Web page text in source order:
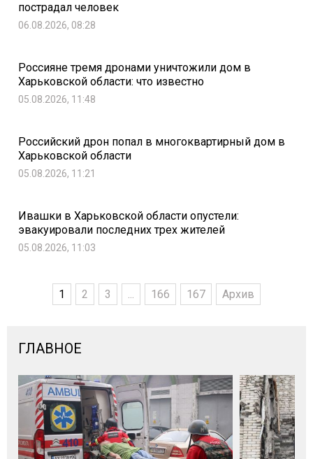
пострадал человек
06.08.2026, 08:28
Россияне тремя дронами уничтожили дом в
Харьковской области: что известно
05.08.2026, 11:48
Российский дрон попал в многоквартирный дом в
Харьковской области
05.08.2026, 11:21
Ивашки в Харьковской области опустели:
эвакуировали последних трех жителей
05.08.2026, 11:03
1 2 3 ... 166 167 Архив
ГЛАВНОЕ